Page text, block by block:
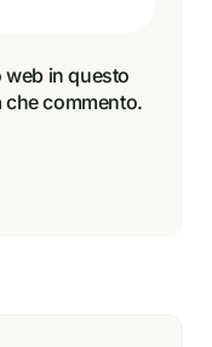
web in questo
che commento.